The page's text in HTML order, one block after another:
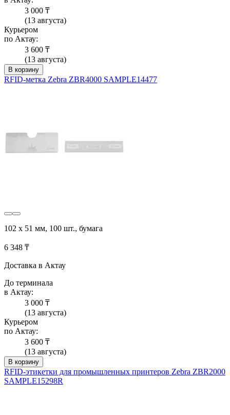
3 000 ₸
(13 августа)
Курьером
по Актау:
3 600 ₸
(13 августа)
В корзину
RFID-метка Zebra ZBR4000 SAMPLE14477
102 х 51 мм, 100 шт., бумага
6 348 ₸
Доставка в Актау
До терминала
в Актау:
3 000 ₸
(13 августа)
Курьером
по Актау:
3 600 ₸
(13 августа)
В корзину
RFID-этикетки для промышленных принтеров Zebra ZBR2000
SAMPLE15298R